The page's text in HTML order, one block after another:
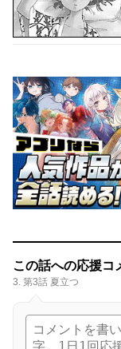
この話への応援コ
3. 第3話 夏立つ